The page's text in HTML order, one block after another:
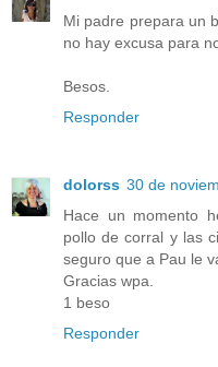
Mi padre prepara un
no hay excusa para
Besos.
Responder
dolorss 30 de
Hace un momento
pollo de corral y las
seguro que a Pau le
Gracias wpa.
1 beso
Responder